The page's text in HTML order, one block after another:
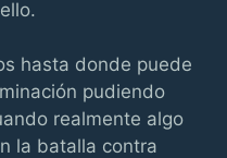
hasta donde puede
pudiendo
realmente algo
la batalla contra